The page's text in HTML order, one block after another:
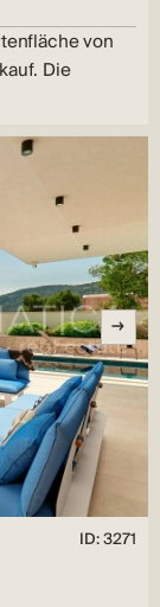
von
Die
ID: 3271